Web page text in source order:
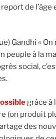
de
Gandhi «
peuple à la
social,
grâce à
(on produit
des